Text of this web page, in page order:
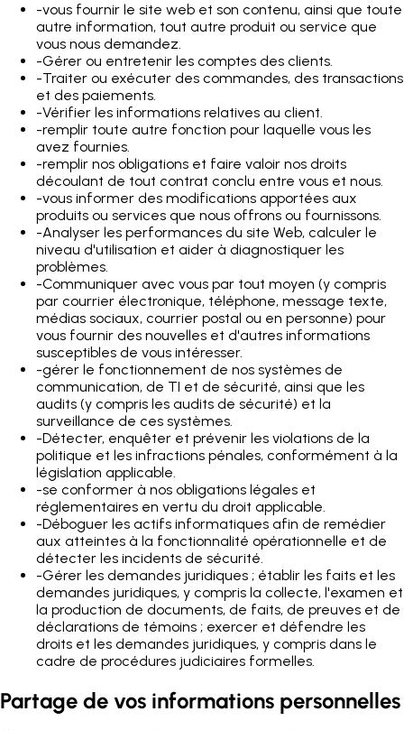
-vous fournir le site web et son contenu, ainsi que toute
autre information, tout autre produit ou service que
vous nous demandez.
-Gérer ou entretenir les comptes des clients.
-Traiter ou exécuter des commandes, des transactions
et des paiements.
-Vérifier les informations relatives au client.
-remplir toute autre fonction pour laquelle vous les
avez fournies.
-remplir nos obligations et faire valoir nos droits
découlant de tout contrat conclu entre vous et nous.
-vous informer des modifications apportées aux
produits ou services que nous offrons ou fournissons.
-Analyser les performances du site Web, calculer le
niveau d'utilisation et aider à diagnostiquer les
problèmes.
-Communiquer avec vous par tout moyen (y compris
par courrier électronique, téléphone, message texte,
médias sociaux, courrier postal ou en personne) pour
vous fournir des nouvelles et d'autres informations
susceptibles de vous intéresser.
-gérer le fonctionnement de nos systèmes de
communication, de TI et de sécurité, ainsi que les
audits (y compris les audits de sécurité) et la
surveillance de ces systèmes.
-Détecter, enquêter et prévenir les violations de la
politique et les infractions pénales, conformément à la
législation applicable.
-se conformer à nos obligations légales et
réglementaires en vertu du droit applicable.
-Déboguer les actifs informatiques afin de remédier
aux atteintes à la fonctionnalité opérationnelle et de
détecter les incidents de sécurité.
-Gérer les demandes juridiques ; établir les faits et les
demandes juridiques, y compris la collecte, l'examen et
la production de documents, de faits, de preuves et de
déclarations de témoins ; exercer et défendre les
droits et les demandes juridiques, y compris dans le
cadre de procédures judiciaires formelles.
Partage de vos informations personnelles